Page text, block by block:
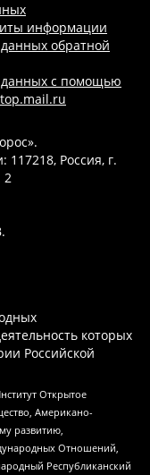
информации
обратной
данных с помощью
117218, Россия, г.
2
которых
Российской
Открытое
Американо-
развитию,
Отношений,
Республиканский